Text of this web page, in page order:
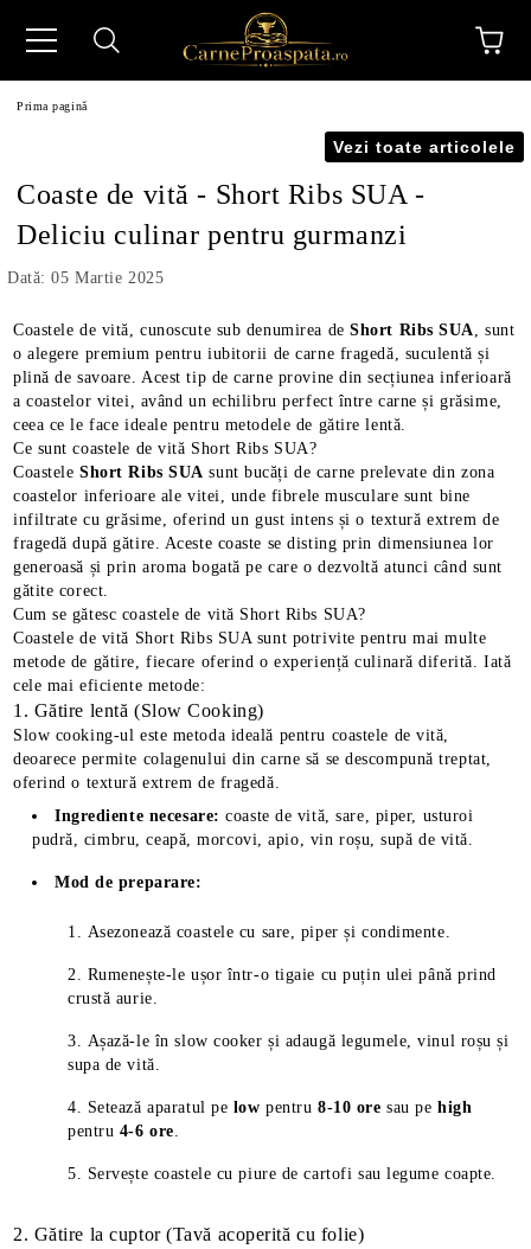
30%
Prima pagină
Vezi toate articolele
Coaste de vită - Short Ribs SUA -
Deliciu culinar pentru gurmanzi
Dată: 05 Martie 2025
Coastele de vită, cunoscute sub denumirea deShort Ribs SUA, sunt
o alegere premium pentru iubitorii de carne fragedă, suculentă și
plină de savoare. Acest tip de carne provine din secțiunea inferioară
a coastelor vitei, având un echilibru perfect între carne și grăsime,
ceea ce le face ideale pentru metodele de gătire lentă.
Ce sunt coastele de vită Short Ribs SUA?
CoasteleShort Ribs SUA sunt bucăți de carne prelevate din zona
coastelor inferioare ale vitei, unde fibrele musculare sunt bine
infiltrate cu grăsime, oferind un gust intens și o textură extrem de
fragedă după gătire. Aceste coaste se disting prin dimensiunea lor
generoasă și prin aroma bogată pe care o dezvoltă atunci când sunt
gătite corect.
Cum se gătesc coastele de vită Short Ribs SUA?
Coastele de vită Short Ribs SUA sunt potrivite pentru mai multe
metode de gătire, fiecare oferind o experiență culinară diferită. Iată
cele mai eficiente metode:
1. Gătire lentă (Slow Cooking)
Slow cooking-ul este metoda ideală pentru coastele de vită,
deoarece permite colagenului din carne să se descompună treptat,
oferind o textură extrem de fragedă.
Ingrediente necesare: coaste de vită, sare, piper, usturoi
pudră, cimbru, ceapă, morcovi, apio, vin roșu, supă de vită.
Mod de preparare:
Asezonează coastele cu sare, piper și condimente.
Rumenește-le ușor într-o tigaie cu puțin ulei până prind
crustă aurie.
Așază-le în slow cooker și adaugă legumele, vinul roșu și
supa de vită.
Setează aparatul pe low pentru8-10 ore sau pehigh
pentru 4-6 ore.
Servește coastele cu piure de cartofi sau legume coapte.
2. Gătire la cuptor (Tavă acoperită cu folie)